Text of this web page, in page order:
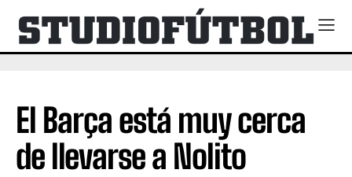
El Barça está muy cerca
de llevarse a Nolito